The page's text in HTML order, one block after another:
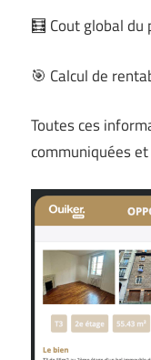
🧮 Cout global du
🎯 Calcul de
Toutes ces
communiquées